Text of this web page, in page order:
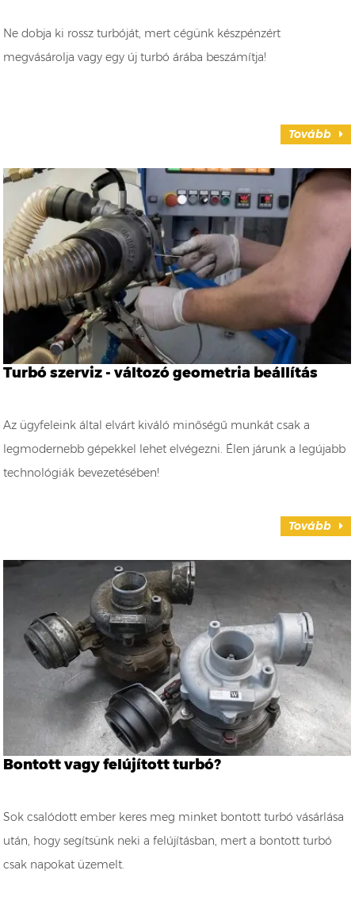
Ne dobja ki rossz turbóját, mert cégünk készpénzért
megvásárolja vagy egy új turbó árába beszámítja!
Tovább
Turbó szerviz - változó geometria beállítás
Az ügyfeleink által elvárt kiváló minőségű munkát csak a
legmodernebb gépekkel lehet elvégezni. Élen járunk a legújabb
technológiák bevezetésében!
Tovább
Bontott vagy felújított turbó?
Sok csalódott ember keres meg minket bontott turbó vásárlása
után, hogy segítsünk neki a felújításban, mert a bontott turbó
csak napokat üzemelt.